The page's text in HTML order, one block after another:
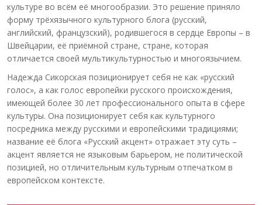
культуре во всём её многообразии. Это решение приняло
форму трёхязычного культурного блога (русский,
английский, французский), родившегося в сердце Европы – в
Швейцарии, её приёмной стране, стране, которая
отличается своей мультикультурностью и многоязычием.
Надежда Сикорская позиционирует себя не как «русский
голос», а как голос европейки русского происхождения,
имеющей более 30 лет профессионального опыта в сфере
культуры. Она позиционирует себя как культурного
посредника между русскими и европейскими традициями;
название её блога «Русский акцент» отражает эту суть –
акцент является не языковым барьером, не политической
позицией, но отличительным культурным отпечатком в
европейском контексте.